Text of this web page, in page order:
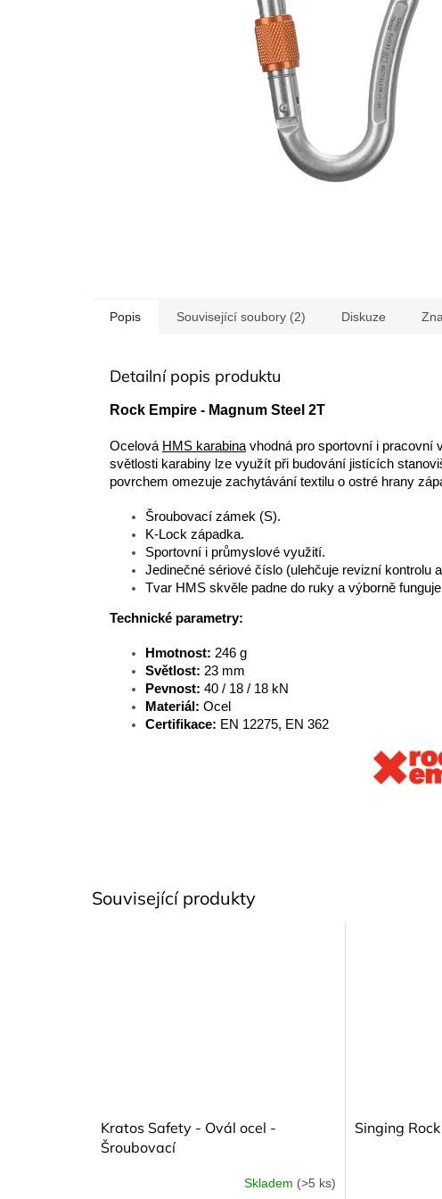
Související produkty
Kratos Safety - Ovál ocel -
Šroubovací
Skladem (>5 ks)
Singing
Popis Související soubory (2) Diskuze
Detailní popis produktu
Rock Empire - Magnum Steel 2T
Ocelová HMS karabina vhodná pro sportovní i pracovní
světlosti karabiny lze využít při budování jistících
povrchem omezuje zachytávání textilu o ostré hrany
Šroubovací zámek (S).
K-Lock západka.
Sportovní i průmyslové využití.
Jedinečné sériové číslo (ulehčuje revizní kontrolu
Tvar HMS skvěle padne do ruky a výborně
Technické parametry:
Hmotnost: 246 g
Světlost: 23 mm
Pevnost: 40 / 18 / 18 kN
Materiál: Ocel
Certifikace: EN 12275, EN 362